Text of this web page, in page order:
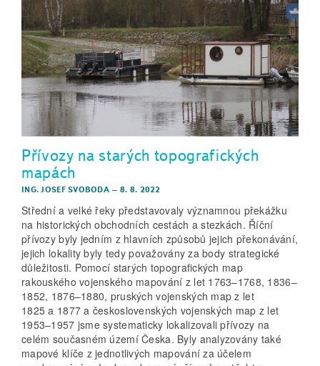
Přívozy na starých topografických
mapách
ING. JOSEF SVOBODA – 8. 8. 2022
Střední a velké řeky představovaly významnou překážku
na historických obchodních cestách a stezkách. Říční
přívozy byly jedním z hlavních způsobů jejich překonávání,
jejich lokality byly tedy považovány za body strategické
důležitosti. Pomocí starých topografických map
rakouského vojenského mapování z let 1763–1768, 1836–
1852, 1876–1880, pruských vojenských map z let
1825 a 1877 a československých vojenských map z let
1953–1957 jsme systematicky lokalizovali přívozy na
celém současném území Česka. Byly analyzovány také
mapové klíče z jednotlivých mapování za účelem